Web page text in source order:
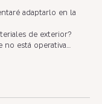
adaptarlo en la
de exterior?
no está operativa…